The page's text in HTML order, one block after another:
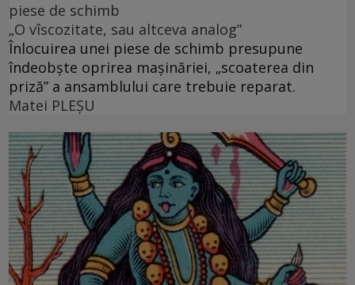
piese de schimb
„O vîscozitate, sau altceva analog”
Înlocuirea unei piese de schimb presupune
îndeobște oprirea mașinăriei, „scoaterea din
priză” a ansamblului care trebuie reparat.
Matei PLEŞU